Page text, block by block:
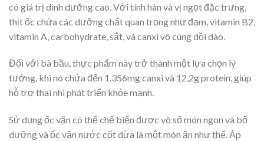
có giá trị dinh dưỡng cao. Với tính hàn và vị ngọt đặc trưng,
thịt ốc chứa các dưỡng chất quan trọng như đạm, vitamin B2,
vitamin A, carbohydrate, sắt, và canxi vô cùng dồi dào.
Đối với bà bầu, thực phẩm này trở thành một lựa chọn lý
tưởng, khi nó chứa đến 1.356mg canxi và 12,2g protein, giúp
hỗ trợ thai nhi phát triển khỏe mạnh.
Sử dụng ốc vặn có thể chế biến được vô số món ngon và bổ
dưỡng và ốc vặn nước cốt dừa là một món ăn như thế. Áp